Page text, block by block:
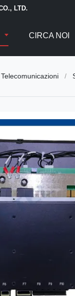
LTD.
CIRCA NOI
/